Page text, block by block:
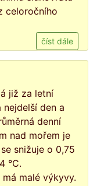
celoročního
číst dále
již za letní
nejdelší den a
denní
nad mořem je
snižuje o 0,75
°C.
malé výkyvy.